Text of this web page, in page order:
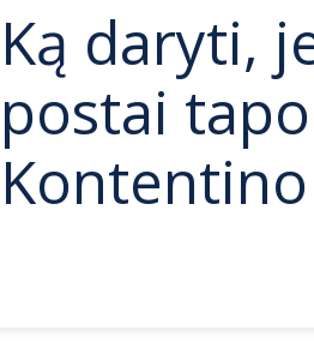
Ką daryti,
postai
Kontentino